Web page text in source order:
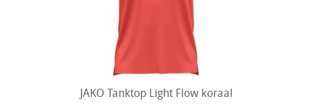
JAKO Tanktop Light Flow koraal